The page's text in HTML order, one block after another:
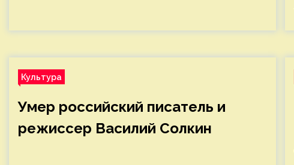
Культура
Умер российский писатель и
режиссер Василий Солкин